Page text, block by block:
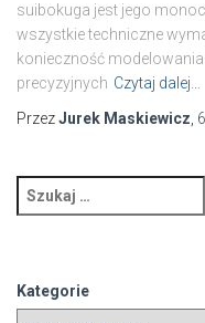
suibokuga jest jego
wszystkie techniczne
konieczność
precyzyjnych Czytaj dalej…
PrzezJurek Maskiewicz,
z
a
j
Kategorie